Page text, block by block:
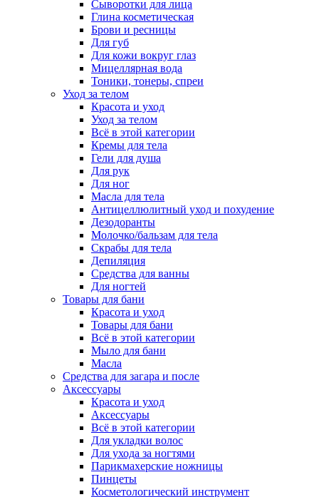
Сыворотки для лица
Глина косметическая
Брови и ресницы
Для губ
Для кожи вокруг глаз
Мицеллярная вода
Тоники, тонеры, спреи
Уход за телом
Красота и уход
Уход за телом
Всё в этой категории
Кремы для тела
Гели для душа
Для рук
Для ног
Масла для тела
Антицеллюлитный уход и похудение
Дезодоранты
Молочко/бальзам для тела
Скрабы для тела
Депиляция
Средства для ванны
Для ногтей
Товары для бани
Красота и уход
Товары для бани
Всё в этой категории
Мыло для бани
Масла
Средства для загара и после
Аксессуары
Красота и уход
Аксессуары
Всё в этой категории
Для укладки волос
Для ухода за ногтями
Парикмахерские ножницы
Пинцеты
Косметологический инструмент